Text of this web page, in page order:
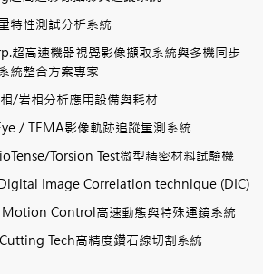
特性測試分析系統
超高速機器視覺影像擷取系統與多機同步
統整合方案專家
/岩相分析應用設備與耗材
/ TEMA影像軌跡追蹤量測系統
Torsion Test微型精密材料試驗機
Image Correlation technique (DIC)
Control高速動態與特殊運鏡系統
Tech高精度鑽石線切割系統